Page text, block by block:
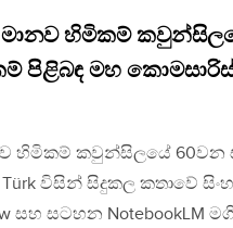
හිමිකම්
පිළිබඳ මහ
හිමිකම් කවුන්සිලයේ 60වන
විසින් සිදුකල කතාවේ
සහ සටහන NotebookLM